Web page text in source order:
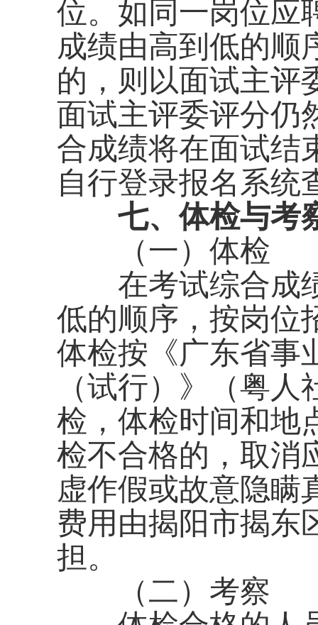
位。如同一岗位应
成绩由高到低的顺
的，则以面试主评
面试主评委评分仍
合成绩将在面试结
自行登录报名系统
七、体检与考
（一）体检
在考试综合成绩
低的顺序，按岗位
体检按《广东省事
（试行）》（粤
检，体检时间和地
检不合格的，取消
虚作假或故意隐瞒
费用由揭阳市揭东
担。
（二）考察